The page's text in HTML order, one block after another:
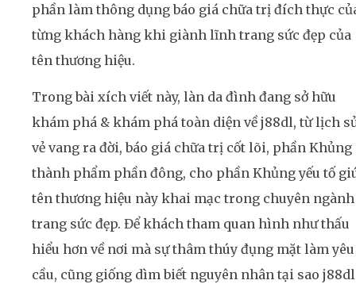
phần làm thông dụng báo giá chữa trị đích thực
từng khách hàng khi giành lĩnh trang sức đẹp của
tên thương hiệu.
Trong bài xích viết này, làn da đình đang sở hữu
khám phá & khám phá toàn diện về j88dl, từ lịch
vẻ vang ra đời, báo giá chữa trị cốt lõi, phần Khủng
thành phẩm phần đông, cho phần Khủng yếu tố
tên thương hiệu này khai mạc trong chuyên ngành
trang sức đẹp. Để khách tham quan hình như thấu
hiểu hơn về nơi mà sự thâm thúy đụng mặt làm yêu
cầu, cũng giống dìm biết nguyên nhân tại sao j88dl